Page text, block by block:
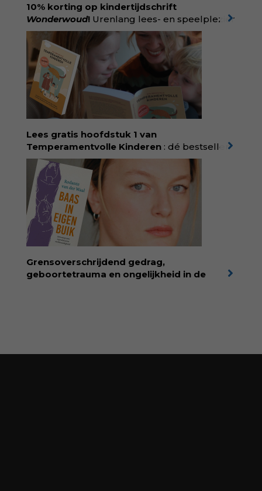
10% korting op kindertijdschrift
Wonderwoud! Urenlang lees- en speelplezier
voor dromers, doeners en denkers.
Wonderwoud is het ambachtelijk gemaakte
antwoord op alle snelle gooimaarweg-
boekjes en hapsnap-filmpjes. Het mooiste
kindertijdschrift van Nederland; met liefde en
kunde voor taal, beeld en tekeningen die
spat van elke pagina. Dat vóel je. Dat voelt je
kind. Abonneer via
wonderwoud.nl/abonneren**
korting met code:
KIIND10
Lees gratis hoofdstuk 1 van
Temperamentvolle Kinderen : dé bestseller
van pedagoog Eva Bronsveld. In het boek
Temperamentvolle kinderen vind je 25 jaar
aan kennis en ervaring. Met ruim 50.000
verkochte exemplaren met recht een
bestseller, waarmee Eva veel gezinnen heeft
kunnen helpen. Ze schrijft met een
liefdevolle kijk op kinderen en veel begrip
voor ouders. Download het hoofdstuk gratis
via:
evabronsveld.plugandpay.nl/r?
id=ZcYxEBJH
Grensoverschrijdend gedrag,
geboortetrauma en ongelijkheid in de